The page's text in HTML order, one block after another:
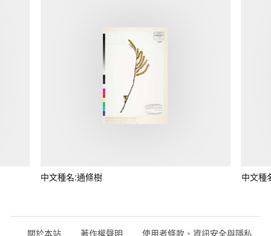
中文種名:通條樹 中文種
關於本站 著作權聲明 使用者條款、資訊安全與隱私